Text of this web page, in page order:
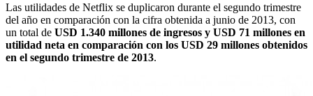
Las utilidades de Netflix se duplicaron durante el segundo trimestre
del año en comparación con la cifra obtenida a junio de 2013, con
un total de USD 1.340 millones de ingresos y USD 71 millones en
utilidad neta en comparación con los USD 29 millones obtenidos
en el segundo trimestre de 2013.